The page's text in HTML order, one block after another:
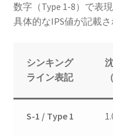
数字（Type 1-8）で表
具体的なIPS値が記載さ
シンキング
ライン表記
S-1 / Type 1